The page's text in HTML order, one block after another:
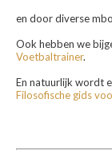
en door diverse
Ook hebben we
Voetbaltrainer.
En natuurlijk wordt
Filosofische gids